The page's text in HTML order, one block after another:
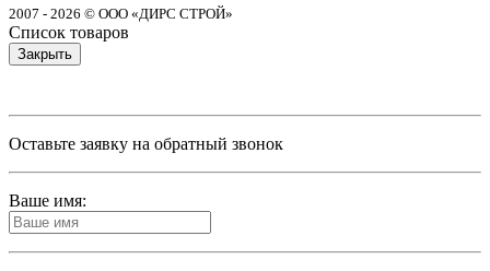
2007 - 2026 © ООО «ДИРС СТРОЙ»
Список товаров
Закрыть
Оставьте заявку на обратный звонок
Ваше имя: